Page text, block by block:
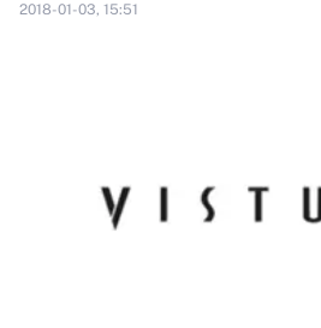
2018-01-03, 15:51